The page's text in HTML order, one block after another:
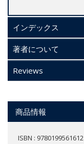
インデックス
著者について
Reviews
商品情報
ISBN : 9780199561612